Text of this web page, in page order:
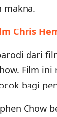
makna.
Chris
dari
Film
bagi
Chow